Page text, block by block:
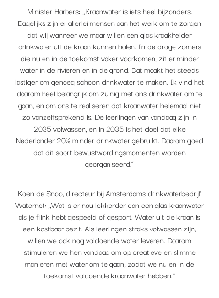
Minister Harbers: ,,Kraanwater is iets heel bijzonders.
Dagelijks zijn er allerlei mensen aan het werk om te zorgen
dat wij wanneer we maar willen een glas kraakhelder
drinkwater uit de kraan kunnen halen. In de droge zomers
die nu en in de toekomst vaker voorkomen, zit er minder
water in de rivieren en in de grond. Dat maakt het steeds
lastiger om genoeg schoon drinkwater te maken. Ik vind het
daarom heel belangrijk om zuinig met ons drinkwater om te
gaan, en om ons te realiseren dat kraanwater helemaal niet
zo vanzelfsprekend is. De leerlingen van vandaag zijn in
2035 volwassen, en in 2035 is het doel dat elke
Nederlander 20% minder drinkwater gebruikt. Daarom goed
dat dit soort bewustwordingsmomenten worden
georganiseerd.”
Koen de Snoo, directeur bij Amsterdams drinkwaterbedrijf
Waternet: ,,Wat is er nou lekkerder dan een glas kraanwater
als je flink hebt gespeeld of gesport. Water uit de kraan is
een kostbaar bezit. Als leerlingen straks volwassen zijn,
willen we ook nog voldoende water leveren. Daarom
stimuleren we hen vandaag om op creatieve en slimme
manieren met water om te gaan, zodat we nu en in de
toekomst voldoende kraanwater hebben.”